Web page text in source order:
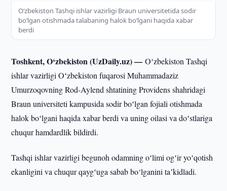
Oʻzbekiston Tashqi ishlar vazirligi Braun universitetida sodir
boʻlgan otishmada talabaning halok boʻlgani haqida xabar
berdi
Toshkent, O‘zbekiston (UzDaily.uz) —Oʻzbekiston Tashqi
ishlar vazirligi Oʻzbekiston fuqarosi Muhammadaziz
Umurzoqovning Rod-Aylend shtatining Providens shahridagi
Braun universiteti kampusida sodir boʻlgan fojiali otishmada
halok boʻlgani haqida xabar berdi va uning oilasi va doʻstlariga
chuqur hamdardlik bildirdi.
Tashqi ishlar vazirligi begunoh odamning oʻlimi ogʻir yoʻqotish
ekanligini va chuqur qaygʻuga sabab bo‘lganini taʼkidladi.